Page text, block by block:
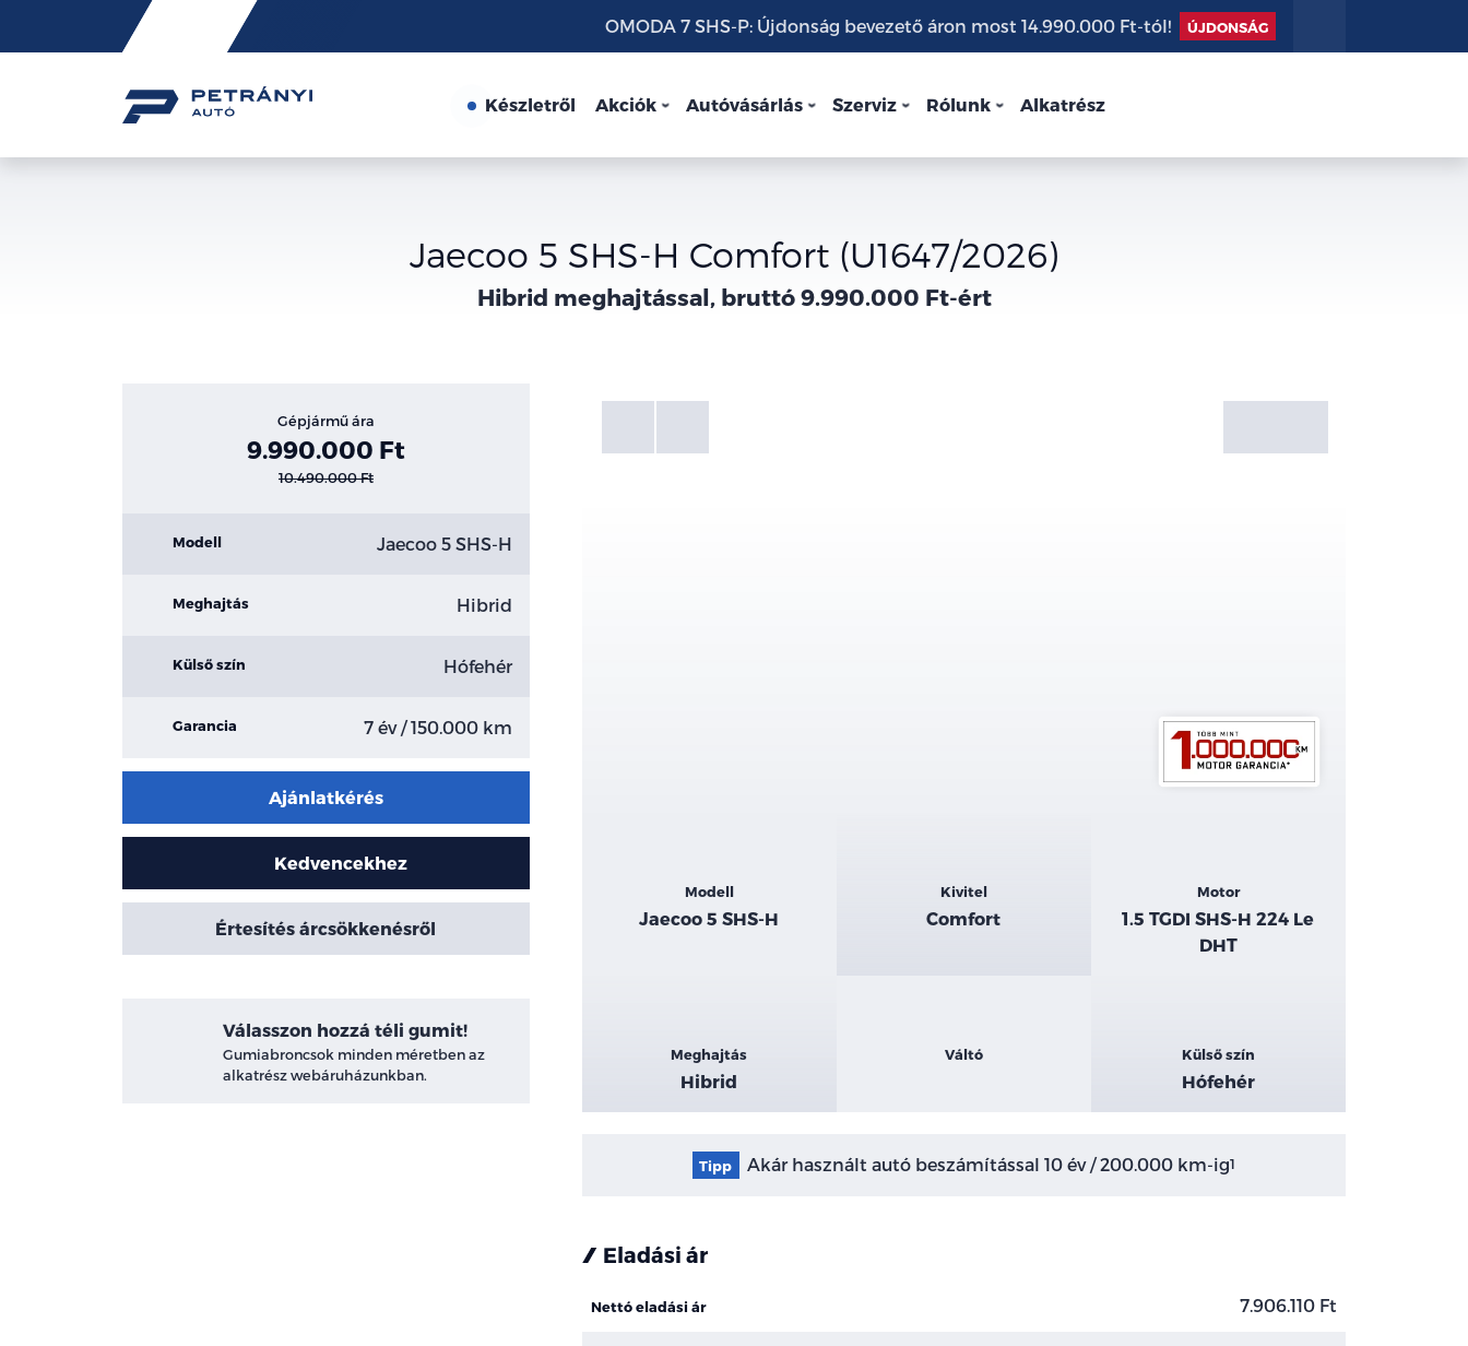
Friss
hírek
OMODA 7 SHS-P: Újdonság bevezető áron most 14.990.000 Ft-tól! ÚJDONSÁG
Készletről Akciók Autóvásárlás Szerviz Rólunk Alkatrész
Jaecoo 5 SHS-H Comfort (U1647/2026)
Hibrid meghajtással, bruttó 9.990.000 Ft-ért
Gépjármű ára
9.990.000 Ft
10.490.000 Ft
Modell Jaecoo 5 SHS-H
Meghajtás Hibrid
Külső szín Hófehér
Garancia 7 év / 150.000 km
Ajánlatkérés
Kedvencekhez
Értesítés árcsökkenésről
Válasszon hozzá téli gumit!
Gumiabroncsok minden méretben az
alkatrész webáruházunkban.
Galéria
Kiemelt
adatok
Modell
Jaecoo 5 SHS-H
Kivitel
Comfort
Motor
1.5 TGDI SHS-H 224 Le
DHT
Meghajtás
Hibrid
Váltó Külső szín
Hófehér
Tipp Akár használt autó beszámítással 10 év / 200.000 km-ig1
Eladási ár
Nettó eladási ár 7.906.110 Ft